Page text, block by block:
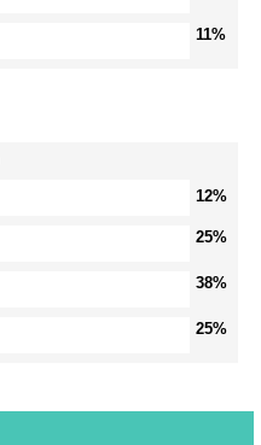
11%
12%
25%
38%
25%